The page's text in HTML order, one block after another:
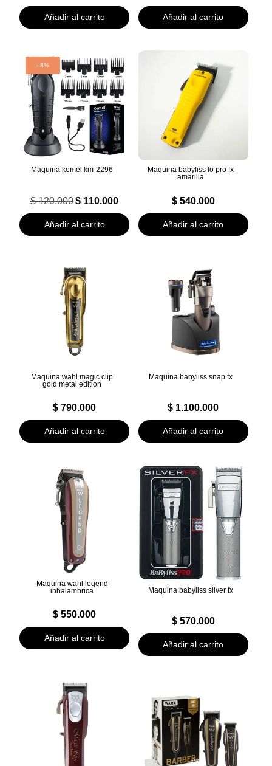
Añadir al carrito Añadir al carrito
- 8%
Maquina kemei km-2296
$120.000 El
precio
original
era:
$ 110.000
actual
$ 110.000.
Añadir al carrito
Maquina babyliss lo pro fx
amarilla
$540.000
Añadir al carrito
Maquina wahl magic clip
gold metal edition
$ 790.000
Añadir al carrito
Maquina babyliss snap fx
$ 1.100.000
Añadir al carrito
Maquina wahl legend
inhalambrica
$ 550.000
Añadir al carrito
Maquina babyliss silver fx
$570.000
Añadir al carrito